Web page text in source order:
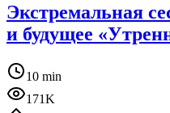
Экстремальная
и будущее
10 min
171K